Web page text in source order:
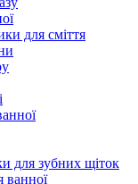
для сміття
для зубних щіток
ванної